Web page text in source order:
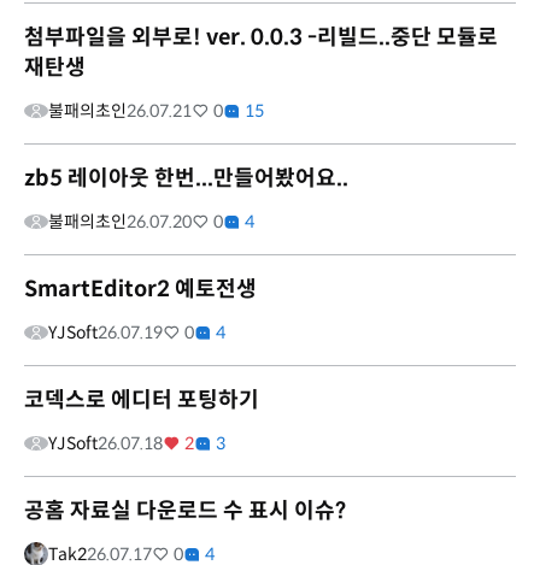
첨부파일을 외부로! ver. 0.0.3 -리빌드..중단 모듈로
재탄생
불패의초인26.07.21 0 15
zb5 레이아웃 한번...만들어봤어요..
불패의초인26.07.20 0 4
SmartEditor2 예토전생
YJSoft26.07.19 0 4
코덱스로 에디터 포팅하기
YJSoft26.07.18 2 3
공홈 자료실 다운로드 수 표시 이슈?
Tak226.07.17 0 4